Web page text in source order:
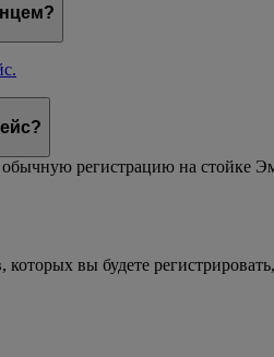
регистрацию на стойке
вы будете